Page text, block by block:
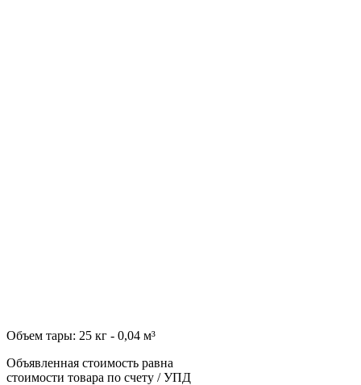
Объем тары: 25 кг - 0,04 м³
Объявленная стоимость равна
стоимости товара по счету / УПД